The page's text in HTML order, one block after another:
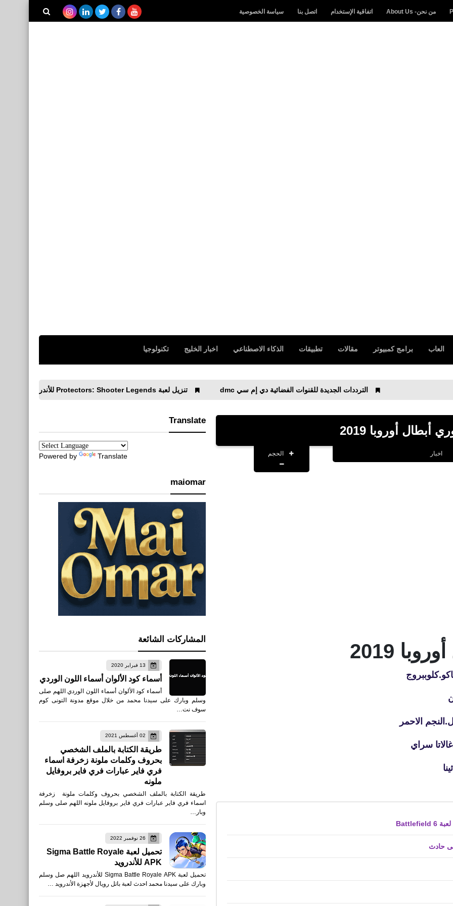
من نحن- About Us اتفاقية الإستخدام اتصل بنا سياسة الخصوصية
العاب برامج كمبيوتر مقالات تطبيقات الذكاء الاصطناعي اخبار الخليج تكنولوجيا
الترددات الجديدة للقنوات الفضائية دي إم سي dmc تنزيل لعبة Protectors: Shooter Legends للأندرويد APK
أبطال أوروبا 2019
اخبار الحجم
2019
الاحمر
سراي
فى حادث
Translate
Powered by Translate
maiomar
المشاركات الشائعة
13 فبراير 2020
أسماء كود الألوان أسماء اللون الوردي
أسماء كود الألوان أسماء اللون الوردي اللهم صلى
وسلم وبارك على سيدنا محمد من خلال موقع مدونة التونى كوم
سوف نت…
02 أغسطس 2021
طريقة الكتابة بالملف الشخصي
بحروف وكلمات ملونة زخرفة اسماء
فري فاير عبارات فري فاير بروفايل
ملونه
طريقة الكتابة بالملف الشخصي بحروف وكلمات ملونة زخرفة
اسماء فري فاير عبارات فري فاير بروفايل ملونه اللهم صلى وسلم
وبار…
26 نوفمبر 2022
تحميل لعبة Sigma Battle Royale
APK للأندرويد
تحميل لعبة Sigma Battle Royale APK للأندرويد اللهم صل وسلم
وبارك على سيدنا محمد احدث لعبة باتل رويال لأجهزة الأندرويد …
تحميل لعبة UNKILLED -
Zombie Games FPS‏ للأيفون
والأندرويد